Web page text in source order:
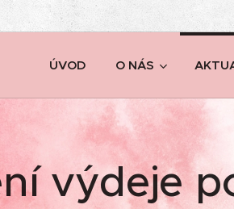
ÚVOD O NÁS
výdeje